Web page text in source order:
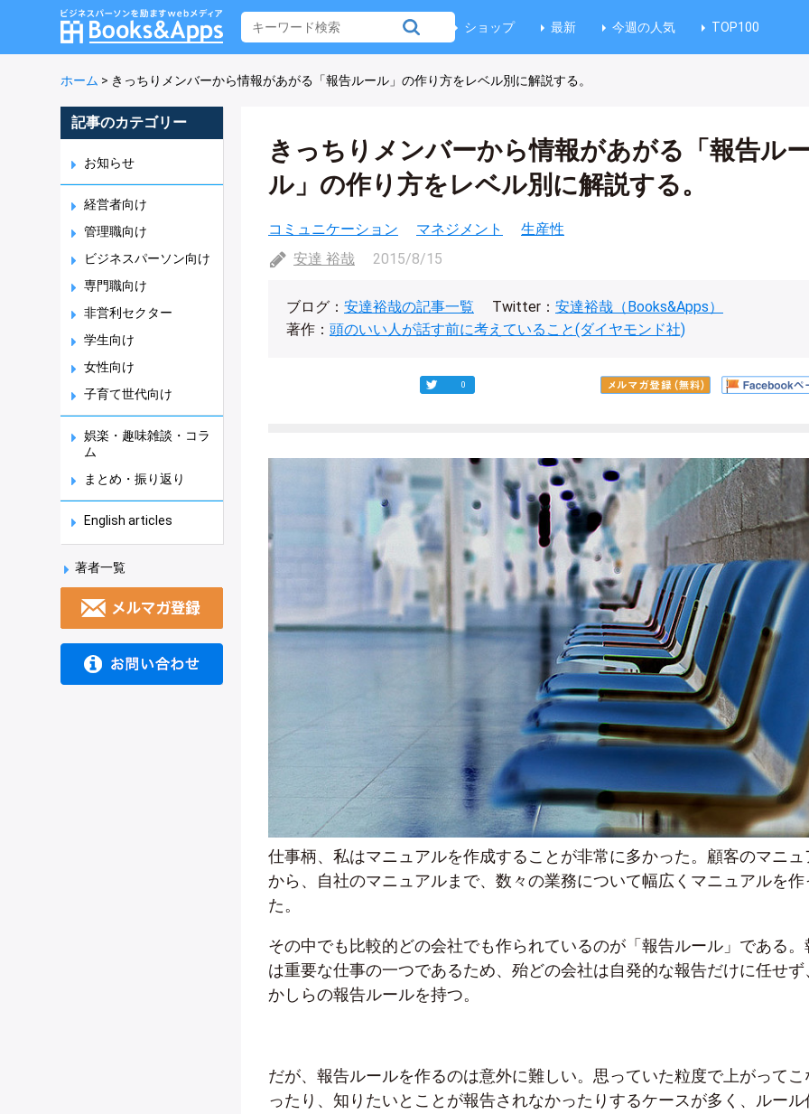
ショップ 最新 今週の人気 TOP100
ホーム > きっちりメンバーから情報があがる「報告ルール」の作り方をレベル別に解説する。
記事のカテゴリー
お知らせ
経営者向け
管理職向け
ビジネスパーソン向け
専門職向け
非営利セクター
学生向け
女性向け
子育て世代向け
娯楽・趣味雑談・コラ
ム
まとめ・振り返り
English articles
著者一覧
きっちりメンバーから情報があがる「報告ル
ル」の作り方をレベル別に解説する。
コミュニケーション マネジメント
生産性
安達 裕哉
2015/8/15
ブログ： 安達裕哉の記事一覧 Twitter： 安達裕哉（Books&Apps）
著作： 頭のいい人が話す前に考えていること(ダイヤモンド社)
0
仕事柄、私はマニュアルを作成することが非常に多かった。顧客のマニュ
から、自社のマニュアルまで、数々の業務について幅広くマニュアルを作
た。
その中でも比較的どの会社でも作られているのが「報告ルール」である。
は重要な仕事の一つであるため、殆どの会社は自発的な報告だけに任せず
かしらの報告ルールを持つ。
だが、報告ルールを作るのは意外に難しい。思っていた粒度で上がってこ
ったり、知りたいとことが報告されなかったりするケースが多く、ルール